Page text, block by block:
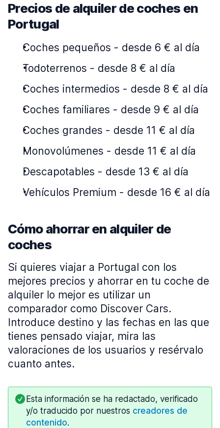
Precios de alquiler de coches en
Portugal
Coches pequeños - desde 6 € al día
Todoterrenos - desde 8 € al día
Coches intermedios - desde 8 € al día
Coches familiares - desde 9 € al día
Coches grandes - desde 11 € al día
Monovolúmenes - desde 11 € al día
Descapotables - desde 13 € al día
Vehículos Premium - desde 16 € al día
Cómo ahorrar en alquiler de
coches
Si quieres viajar a Portugal con los
mejores precios y ahorrar en tu coche de
alquiler lo mejor es utilizar un
comparador como Discover Cars.
Introduce destino y las fechas en las que
tienes pensado viajar, mira las
valoraciones de los usuarios y resérvalo
cuanto antes.
Esta información se ha redactado, verificado
y/o traducido por nuestros creadores de
contenido.